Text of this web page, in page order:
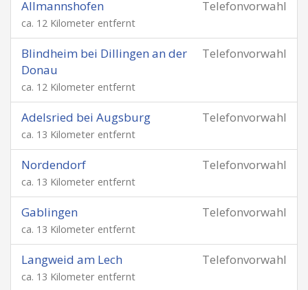
Telefonvorwahl
Allmannshofen
ca. 12 Kilometer entfernt
Telefonvorwahl
Blindheim bei Dillingen an der
Donau
ca. 12 Kilometer entfernt
Telefonvorwahl
Adelsried bei Augsburg
ca. 13 Kilometer entfernt
Telefonvorwahl
Nordendorf
ca. 13 Kilometer entfernt
Telefonvorwahl
Gablingen
ca. 13 Kilometer entfernt
Telefonvorwahl
Langweid am Lech
ca. 13 Kilometer entfernt